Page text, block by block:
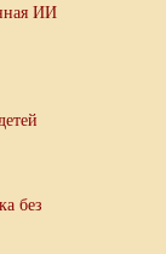
ИИ
без